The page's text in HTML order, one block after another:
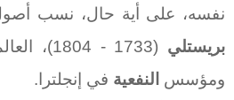
نفسه، على أية حال، نسب
بريستلي
(1733 -
ومؤسس النفعية في إنجلترا.